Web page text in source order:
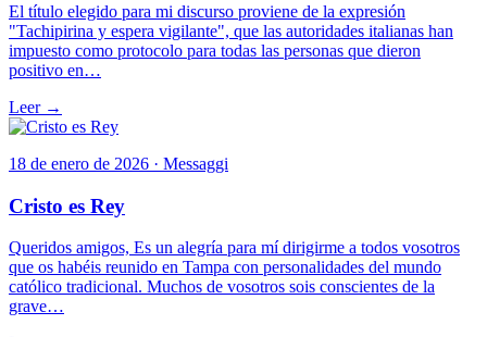
El título elegido para mi discurso proviene de la expresión
"Tachipirina y espera vigilante", que las autoridades italianas han
impuesto como protocolo para todas las personas que dieron
positivo en…
Leer →
18 de enero de 2026 · Messaggi
Cristo es Rey
Queridos amigos, Es un alegría para mí dirigirme a todos vosotros
que os habéis reunido en Tampa con personalidades del mundo
católico tradicional. Muchos de vosotros sois conscientes de la
grave…